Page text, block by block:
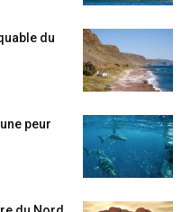
du
peur